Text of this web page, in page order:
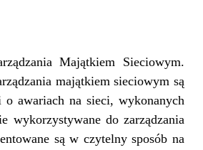
Majątkiem Sieciowym.
majątkiem sieciowym są
awariach na sieci, wykonanych
wykorzystywane do zarządzania
są w czytelny sposób na